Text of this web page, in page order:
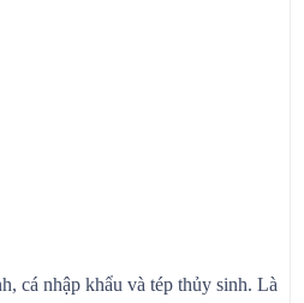
cá nhập khẩu và tép thủy sinh. Là